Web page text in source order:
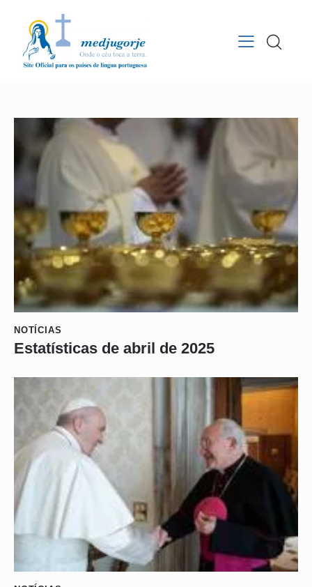
NOTÍCIAS
Estatísticas de abril de 2025